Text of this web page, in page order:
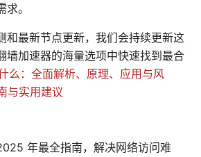
。
和最新节点更新，我们会持续更新这
墙加速器的海量选项中快速找到最合
么：全面解析、原理、应用与风
与实用建议
年最全指南，解决网络访问难